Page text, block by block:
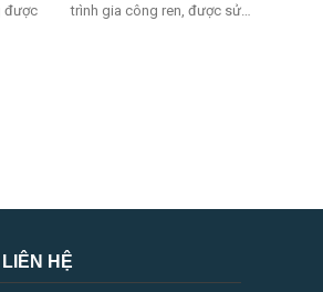
được
trình gia công ren, được sử…
HỆ